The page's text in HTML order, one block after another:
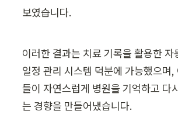
보였습니다.
이러한 결과는 치료 기록을 활용한 자
일정 관리 시스템 덕분에 가능했으며
들이 자연스럽게 병원을 기억하고 다
는 경향을 만들어냈습니다.